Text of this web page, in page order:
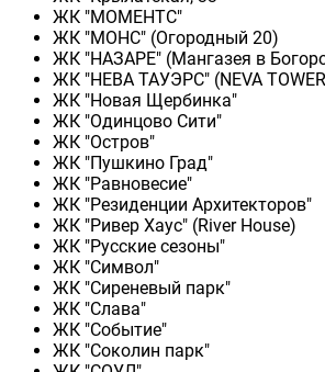
ЖК "МОМЕНТС"
ЖК "МОНС" (Огородный 20)
ЖК "НАЗАРЕ" (Мангазея в
ЖК "НЕВА ТАУЭРС" (NEVA
ЖК "Новая Щербинка"
ЖК "Одинцово Сити"
ЖК "Остров"
ЖК "Пушкино Град"
ЖК "Равновесие"
ЖК "Резиденции Архитекторов"
ЖК "Ривер Хаус" (River Нouse)
ЖК "Русские сезоны"
ЖК "Символ"
ЖК "Сиреневый парк"
ЖК "Слава"
ЖК "Событие"
ЖК "Соколин парк"